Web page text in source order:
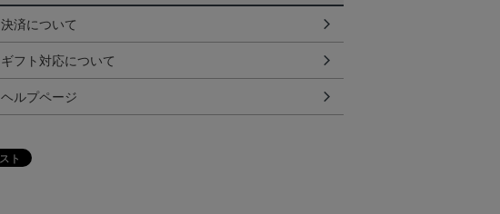
決済について
ギフト対応について
ヘルプページ